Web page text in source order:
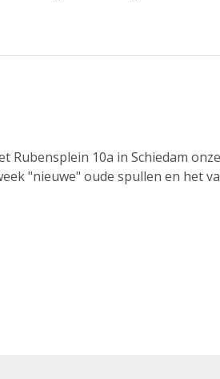
Rubensplein 10a in Schiedam
"nieuwe" oude spullen en het